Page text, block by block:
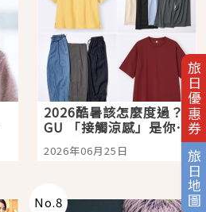
旅日優惠券
旅日地圖
2026酷暑該怎麼度過？
GU 「接觸涼感」是你的
夏日救星
2026年06月25日
No.8